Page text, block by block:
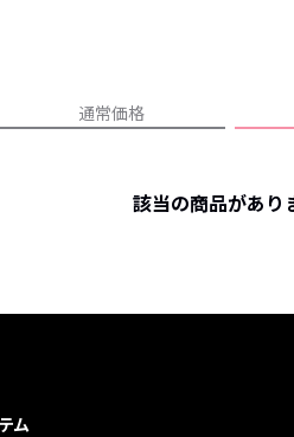
気記事ランキング
ォーカスブランド
通常価格
該当の商品があり
ム